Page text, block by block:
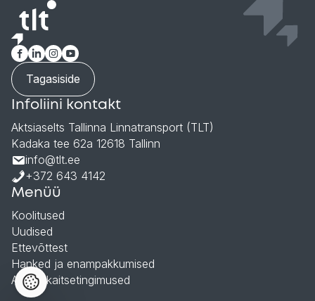
Tagasiside
Infoliini kontakt
Aktsiaselts Tallinna Linnatransport (TLT)
Kadaka tee 62a 12618 Tallinn
info@tlt.ee
+372 643 4142
Menüü
Koolitused
Uudised
Ettevõttest
Hanked ja enampakkumised
Andmekaitsetingimused